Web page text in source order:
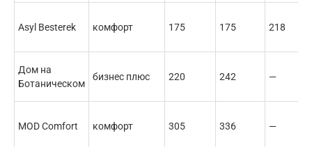
Asyl Besterek комфорт 175 175 218
Дом на
Ботаническом
бизнес плюс 220 242 —
MOD Comfort комфорт 305 336 —